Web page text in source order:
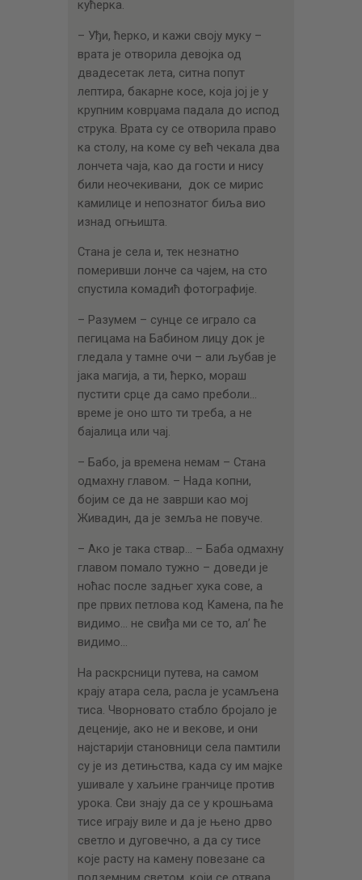
кућерка.
– Уђи, ћерко, и кажи своју муку –
врата је отворила девојка од
двадесетак лета, ситна попут
лептира, бакарне косе, која јој је у
крупним коврџама падала до испод
струка. Врата су се отворила право
ка столу, на коме су већ чекала два
лончета чаја, као да гости и нису
били неочекивани, док се мирис
камилице и непознатог биља вио
изнад огњишта.
Стана је села и, тек незнатно
померивши лонче са чајем, на сто
спустила комадић фотографије.
– Разумем – сунце се играло са
пегицама на Бабином лицу док је
гледала у тамне очи – али љубав је
јака магија, а ти, ћерко, мораш
пустити срце да само преболи…
време је оно што ти треба, а не
бајалица или чај.
– Бабо, ја времена немам – Стана
одмахну главом. – Нада копни,
бојим се да не заврши као мој
Живадин, да је земља не повуче.
– Ако је така ствар… – Баба одмахну
главом помало тужно – доведи је
ноћас после задњег хука сове, а
пре првих петлова код Камена, па ће
видимо… не свиђа ми се то, ал’ ће
видимо…
На раскрсници путева, на самом
крају атара села, расла је усамљена
тиса. Чворновато стабло бројало је
деценије, ако не и векове, и они
најстарији становници села памтили
су је из детињства, када су им мајке
ушивале у хаљине гранчице против
урока. Сви знају да се у крошњама
тисе играју виле и да је њено дрво
светло и дуговечно, а да су тисе
које расту на камену повезане са